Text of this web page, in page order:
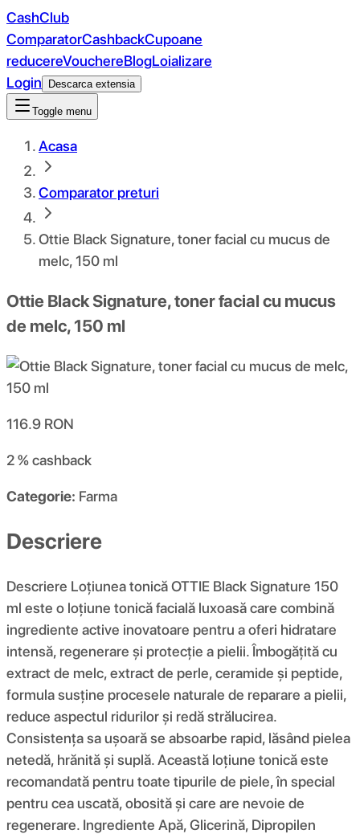
CashClub
ComparatorCashbackCupoane
reducereVouchereBlogLoializare
Login
Descarca extensia
Toggle menu
Acasa
Comparator preturi
Ottie Black Signature, toner facial cu mucus de
melc, 150 ml
Ottie Black Signature, toner facial cu mucus
de melc, 150 ml
116.9 RON
2 %cashback
Categorie: Farma
Descriere
Descriere Loțiunea tonică OTTIE Black Signature 150
ml este o loțiune tonică facială luxoasă care combină
ingrediente active inovatoare pentru a oferi hidratare
intensă, regenerare și protecție a pielii. Îmbogățită cu
extract de melc, extract de perle, ceramide și peptide,
formula susține procesele naturale de reparare a pielii,
reduce aspectul ridurilor și redă strălucirea.
Consistența sa ușoară se absoarbe rapid, lăsând pielea
netedă, hrănită și suplă. Această loțiune tonică este
recomandată pentru toate tipurile de piele, în special
pentru cea uscată, obosită și care are nevoie de
regenerare. Ingrediente Apă, Glicerină, Dipropilen